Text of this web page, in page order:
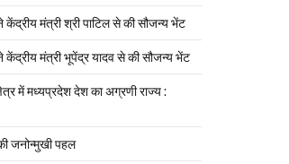
केंद्रीय मंत्री श्री पाटिल से की सौजन्य भेंट
केंद्रीय मंत्री भूपेंद्र यादव से की सौजन्य भेंट
में मध्यप्रदेश देश का अग्रणी राज्य :
जनोन्मुखी पहल